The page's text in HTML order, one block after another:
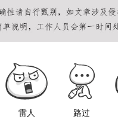
雷人 路过